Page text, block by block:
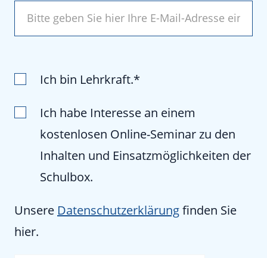
Ich bin Lehrkraft.
Ich habe Interesse an einem
kostenlosen Online-Seminar zu den
Inhalten und Einsatzmöglichkeiten der
Schulbox.
Unsere Datenschutzerklärungfinden Sie
hier.